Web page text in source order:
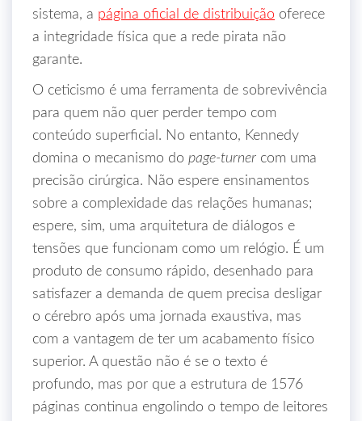
sistema, a página oficial de distribuição oferece
a integridade física que a rede pirata não
garante.
O ceticismo é uma ferramenta de sobrevivência
para quem não quer perder tempo com
conteúdo superficial. No entanto, Kennedy
domina o mecanismo do page-turner com uma
precisão cirúrgica. Não espere ensinamentos
sobre a complexidade das relações humanas;
espere, sim, uma arquitetura de diálogos e
tensões que funcionam como um relógio. É um
produto de consumo rápido, desenhado para
satisfazer a demanda de quem precisa desligar
o cérebro após uma jornada exaustiva, mas
com a vantagem de ter um acabamento físico
superior. A questão não é se o texto é
profundo, mas por que a estrutura de 1576
páginas continua engolindo o tempo de leitores